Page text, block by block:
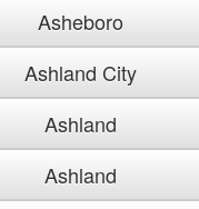
Asheboro
Ashland City
Ashland
Ashland